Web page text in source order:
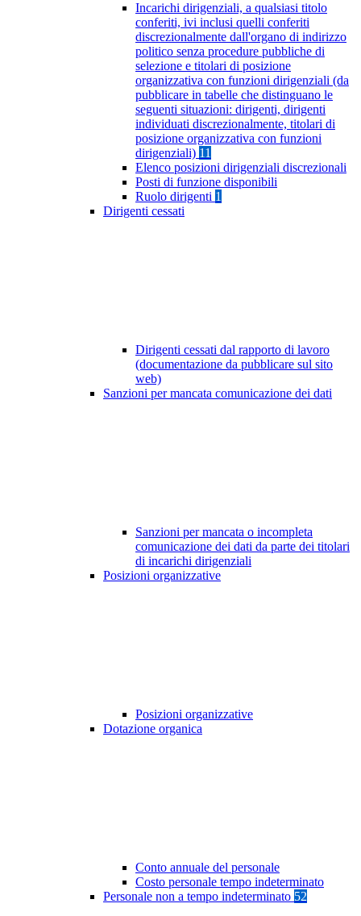
Incarichi dirigenziali, a qualsiasi titolo
conferiti, ivi inclusi quelli conferiti
discrezionalmente dall'organo di indirizzo
politico senza procedure pubbliche di
selezione e titolari di posizione
organizzativa con funzioni dirigenziali (da
pubblicare in tabelle che distinguano le
seguenti situazioni: dirigenti, dirigenti
individuati discrezionalmente, titolari di
posizione organizzativa con funzioni
dirigenziali) 11
Elenco posizioni dirigenziali discrezionali
Posti di funzione disponibili
Ruolo dirigenti 1
Dirigenti cessati
Dirigenti cessati dal rapporto di lavoro
(documentazione da pubblicare sul sito
web)
Sanzioni per mancata comunicazione dei dati
Sanzioni per mancata o incompleta
comunicazione dei dati da parte dei titolari
di incarichi dirigenziali
Posizioni organizzative
Posizioni organizzative
Dotazione organica
Conto annuale del personale
Costo personale tempo indeterminato
Personale non a tempo indeterminato 52